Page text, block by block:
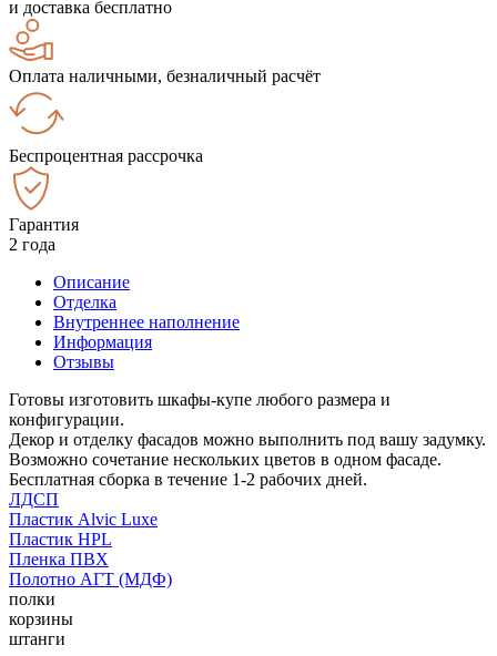
и доставка бесплатно
Оплата наличными, безналичный расчёт
Беспроцентная рассрочка
Гарантия
2 года
Описание
Отделка
Внутреннее наполнение
Информация
Отзывы
Готовы изготовить шкафы-купе любого размера и
конфигурации.
Декор и отделку фасадов можно выполнить под вашу задумку.
Возможно сочетание нескольких цветов в одном фасаде.
Бесплатная сборка в течение 1-2 рабочих дней.
ЛДСП
Пластик Alvic Luxe
Пластик HPL
Пленка ПВХ
Полотно АГТ (МДФ)
полки
корзины
штанги